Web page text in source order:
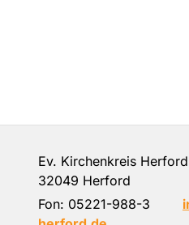
Ev. Kirchenkreis
32049 Herford
Fon: 05221-988-3